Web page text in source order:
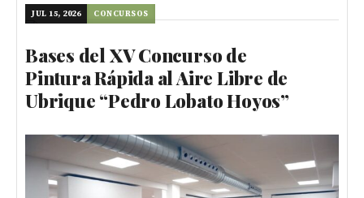
JUL 15, 2026 CONCURSOS
Bases del XV Concurso de
Pintura Rápida al Aire Libre de
Ubrique “Pedro Lobato Hoyos”